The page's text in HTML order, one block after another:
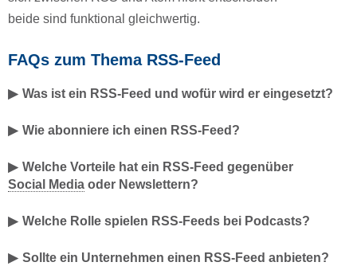
beide sind funktional gleichwertig.
FAQs zum Thema RSS-Feed
Was ist ein RSS-Feed und wofür wird er eingesetzt?
Wie abonniere ich einen RSS-Feed?
Welche Vorteile hat ein RSS-Feed gegenüber
Social Media oder Newslettern?
Welche Rolle spielen RSS-Feeds bei Podcasts?
Sollte ein Unternehmen einen RSS-Feed anbieten?